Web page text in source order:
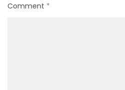
Comment *